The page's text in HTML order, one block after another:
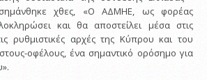
χθες, «Ο ΑΔΜΗΕ, ως φορέας
και θα αποστείλει μέσα στις
ρυθμιστικές αρχές της Κύπρου και του
οφέλους, ένα σημαντικό ορόσημο για